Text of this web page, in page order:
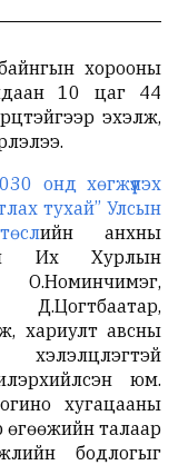
хорооны
10 цаг 44
эхэлж,
онд хөгжүүлэх
тухай” Улсын
ийн анхны
Их Хурлын
Д.Цогтбаатар,
хариулт авсны
юм.
хугацааны
өгөөжийн талаар
бодлогыг